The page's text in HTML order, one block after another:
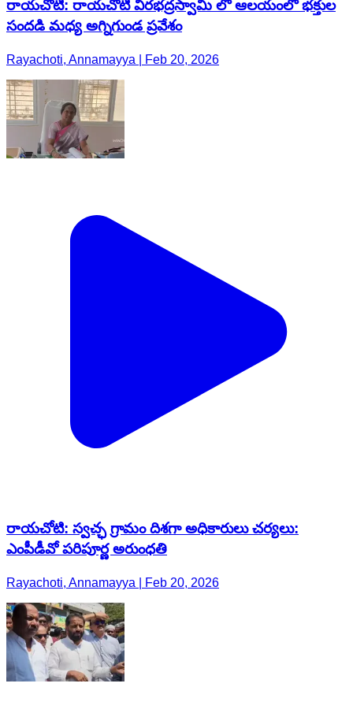
రాయచోటి: రాయచోటి వీరభద్రస్వామి లో ఆలయంలో భక్తుల
సందడి మధ్య అగ్నిగుండ ప్రవేశం
Rayachoti, Annamayya | Feb 20, 2026
రాయచోటి: స్వచ్ఛ గ్రామం దిశగా అధికారులు చర్యలు:
ఎంపీడీవో పరిపూర్ణ అరుంధతి
Rayachoti, Annamayya | Feb 20, 2026